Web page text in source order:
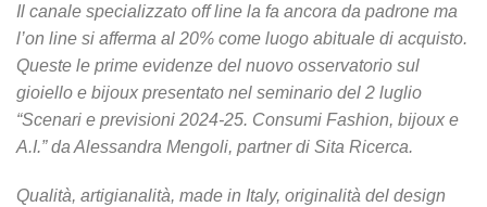
Il canale specializzato off line la fa ancora da padrone ma
l’on line si afferma al 20% come luogo abituale di acquisto.
Queste le prime evidenze del nuovo osservatorio sul
gioiello e bijoux presentato nel seminario del 2 luglio
“Scenari e previsioni 2024-25. Consumi Fashion, bijoux e
A.I.” da Alessandra Mengoli, partner di Sita Ricerca.
Qualità, artigianalità, made in Italy, originalità del design